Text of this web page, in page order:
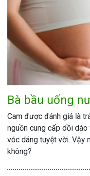
Bà bầu uống
Cam được đánh giá là
nguồn cung cấp dồi
vóc dáng tuyệt vời. Vậy
không?